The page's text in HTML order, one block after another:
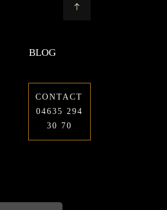
BLOG
CONTACT
04635 294
30 70